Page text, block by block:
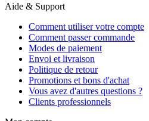
Aide & Support
Comment utiliser votre compte
Comment passer commande
Modes de paiement
Envoi et livraison
Politique de retour
Promotions et bons d'achat
Vous avez d'autres questions ?
Clients professionnels